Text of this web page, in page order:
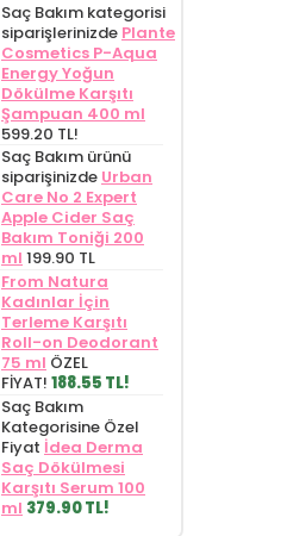
Saç Bakım kategorisi
siparişlerinizde Plante
Cosmetics P-Aqua
Energy Yoğun
Dökülme Karşıtı
Şampuan 400 ml
599.20 TL!
Saç Bakım ürünü
siparişinizde Urban
Care No 2 Expert
Apple Cider Saç
Bakım Toniği 200
ml 199.90 TL
From Natura
Kadınlar İçin
Terleme Karşıtı
Roll-on Deodorant
75 ml ÖZEL
FİYAT! 188.55 TL!
Saç Bakım
Kategorisine Özel
Fiyat İdea Derma
Saç Dökülmesi
Karşıtı Serum 100
ml 379.90 TL!